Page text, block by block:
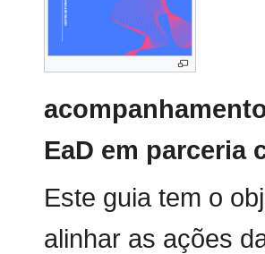
EaD em parceria
Este guia tem o
alinhar as ações